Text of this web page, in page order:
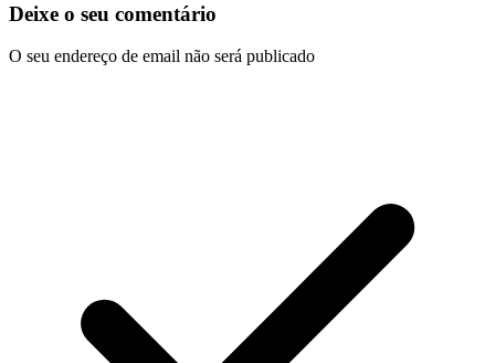
Deixe o seu comentário
O seu endereço de email não será publicado